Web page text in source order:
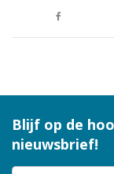
Blijf op de
nieuwsbrief!